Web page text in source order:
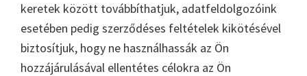
keretek között továbbíthatjuk, adatfeldolgozóink
esetében pedig szerződéses feltételek kikötésével
biztosítjuk, hogy ne használhassák az Ön
hozzájárulásával ellentétes célokra az Ön